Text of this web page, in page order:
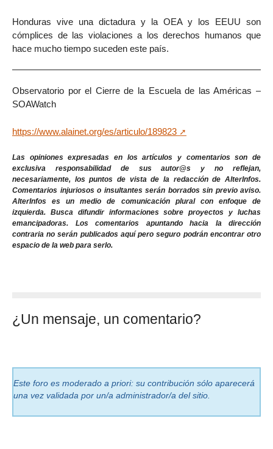
Honduras vive una dictadura y la OEA y los EEUU son
cómplices de las violaciones a los derechos humanos que
hace mucho tiempo suceden este país.
Observatorio por el Cierre de la Escuela de las Américas –
SOAWatch
https://www.alainet.org/es/articulo/189823
Las opiniones expresadas en los artículos y comentarios son de
exclusiva responsabilidad de sus autor@s y no reflejan,
necesariamente, los puntos de vista de la redacción de AlterInfos.
Comentarios injuriosos o insultantes serán borrados sin previo aviso.
AlterInfos es un medio de comunicación plural con enfoque de
izquierda. Busca difundir informaciones sobre proyectos y luchas
emancipadoras. Los comentarios apuntando hacia la dirección
contraria no serán publicados aquí pero seguro podrán encontrar otro
espacio de la web para serlo.
¿Un mensaje, un comentario?
Este foro es moderado a priori: su contribución sólo aparecerá
una vez validada por un/a administrador/a del sitio.